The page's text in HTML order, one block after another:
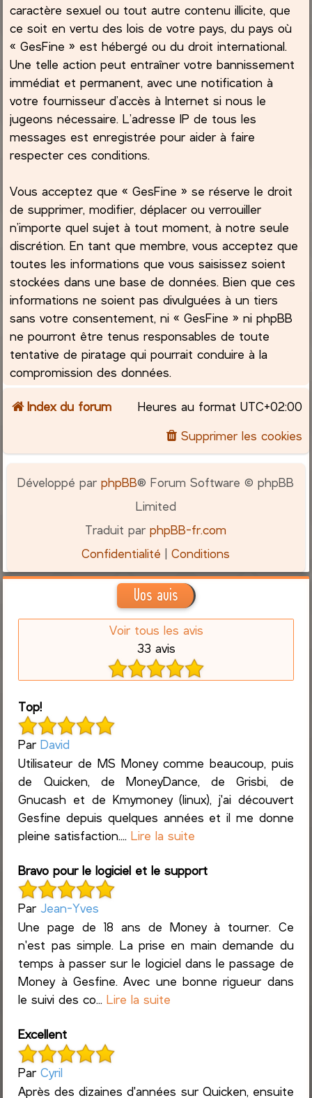
caractère sexuel ou tout autre contenu illicite, que
ce soit en vertu des lois de votre pays, du pays où
« GesFine » est hébergé ou du droit international.
Une telle action peut entraîner votre bannissement
immédiat et permanent, avec une notification à
votre fournisseur d’accès à Internet si nous le
jugeons nécessaire. L’adresse IP de tous les
messages est enregistrée pour aider à faire
respecter ces conditions.
Vous acceptez que « GesFine » se réserve le droit
de supprimer, modifier, déplacer ou verrouiller
n’importe quel sujet à tout moment, à notre seule
discrétion. En tant que membre, vous acceptez que
toutes les informations que vous saisissez soient
stockées dans une base de données. Bien que ces
informations ne soient pas divulguées à un tiers
sans votre consentement, ni « GesFine » ni phpBB
ne pourront être tenus responsables de toute
tentative de piratage qui pourrait conduire à la
compromission des données.
Index du forum Heures au format UTC+02:00
Supprimer les cookies
Développé parphpBB® Forum Software © phpBB
Limited
Traduit parphpBB-fr.com
Confidentialité |Conditions
Vos avis
Voir tous les avis
33 avis
Top!
ParDavid
Utilisateur de MS Money comme beaucoup, puis
de Quicken, de MoneyDance, de Grisbi, de
Gnucash et de Kmymoney (linux), j'ai découvert
Gesfine depuis quelques années et il me donne
pleine satisfaction....Lire la suite
Bravo pour le logiciel et le support
Par Jean-Yves
Une page de 18 ans de Money à tourner. Ce
n'est pas simple. La prise en main demande du
temps à passer sur le logiciel dans le passage de
Money à Gesfine. Avec une bonne rigueur dans
le suivi des co...Lire la suite
Excellent
ParCyril
Après des dizaines d'années sur Quicken, ensuite